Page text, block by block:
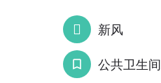
新风
公共卫生间